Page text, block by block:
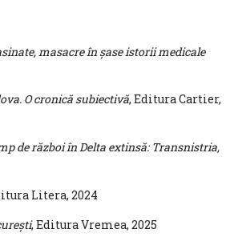
masacre în șase istorii medicale
O cronică subiectivă, Editura Cartier,
de război în Delta extinsă: Transnistria,
Litera, 2024
, Editura Vremea, 2025